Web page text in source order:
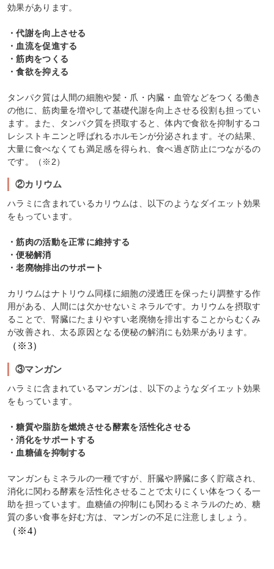
効果があります。
・代謝を向上させる
・血流を促進する
・筋肉をつくる
・食欲を抑える
タンパク質は人間の細胞や髪・爪・内臓・血管などをつくる働き
の他に、筋肉量を増やして基礎代謝を向上させる役割も担ってい
ます。また、タンパク質を摂取すると、体内で食欲を抑制するコ
レシストキニンと呼ばれるホルモンが分泌されます。その結果、
大量に食べなくても満足感を得られ、食べ過ぎ防止につながるの
です。（※2）
②カリウム
ハラミに含まれているカリウムは、以下のようなダイエット効果
をもっています。
・筋肉の活動を正常に維持する
・便秘解消
・老廃物排出のサポート
カリウムはナトリウム同様に細胞の浸透圧を保ったり調整する作
用がある、人間には欠かせないミネラルです。カリウムを摂取す
ることで、腎臓にたまりやすい老廃物を排出することからむくみ
が改善され、太る原因となる便秘の解消にも効果があります。
（※3）
③マンガン
ハラミに含まれているマンガンは、以下のようなダイエット効果
をもっています。
・糖質や脂肪を燃焼させる酵素を活性化させる
・消化をサポートする
・血糖値を抑制する
マンガンもミネラルの一種ですが、肝臓や膵臓に多く貯蔵され、
消化に関わる酵素を活性化させることで太りにくい体をつくる一
助を担っています。血糖値の抑制にも関わるミネラルのため、糖
質の多い食事を好む方は、マンガンの不足に注意しましょう。
（※4）